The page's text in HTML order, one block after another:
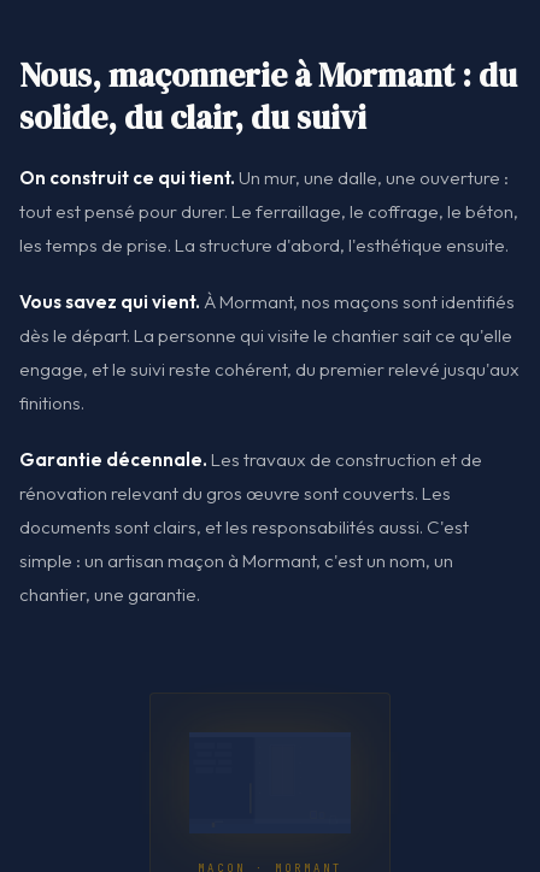
Nous, maçonnerie à Mormant : du
solide, du clair, du suivi
On construit ce qui tient. Un mur, une dalle, une ouverture :
tout est pensé pour durer. Le ferraillage, le coffrage, le béton,
les temps de prise. La structure d'abord, l'esthétique ensuite.
Vous savez qui vient. À Mormant, nos maçons sont identifiés
dès le départ. La personne qui visite le chantier sait ce qu'elle
engage, et le suivi reste cohérent, du premier relevé jusqu'aux
finitions.
Garantie décennale. Les travaux de construction et de
rénovation relevant du gros œuvre sont couverts. Les
documents sont clairs, et les responsabilités aussi. C'est
simple : un artisan maçon à Mormant, c'est un nom, un
chantier, une garantie.
MAÇON · MORMANT